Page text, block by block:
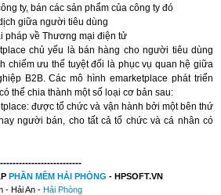
ty, bán các sản phẩm của công ty đó
giữa người tiêu dùng
về Thương mại điện tử
chủ yếu là bán hàng cho người tiêu dùng
chiếm ưu thế tuyệt đối là phục vụ quan hệ giữa
B2B. Các mô hình emarketplace phát triển
thể chia thành một số loại cơ bản sau:
được tổ chức và vận hành bởi một bên thứ
người bán, cho tất cả tổ chức và cá nhân có
PHẦN MỀM HẢI PHÒNG - HPSOFT.VN
- Hải An - Hải Phòng